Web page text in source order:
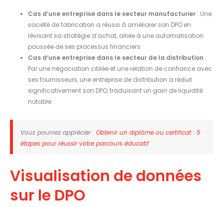
Cas d’une entreprise dans le secteur manufacturier : Une
société de fabrication a réussi à améliorer son DPO en
révisant sa stratégie d’achat, alliée à une automatisation
poussée de ses processus financiers.
Cas d’une entreprise dans le secteur de la distribution :
Par une négociation ciblée et une relation de confiance avec
ses fournisseurs, une entreprise de distribution a réduit
significativement son DPO, traduisant un gain de liquidité
notable.
Vous pourriez apprécier : Obtenir un diplôme ou certificat : 5
étapes pour réussir votre parcours éducatif
Visualisation de données
sur le DPO